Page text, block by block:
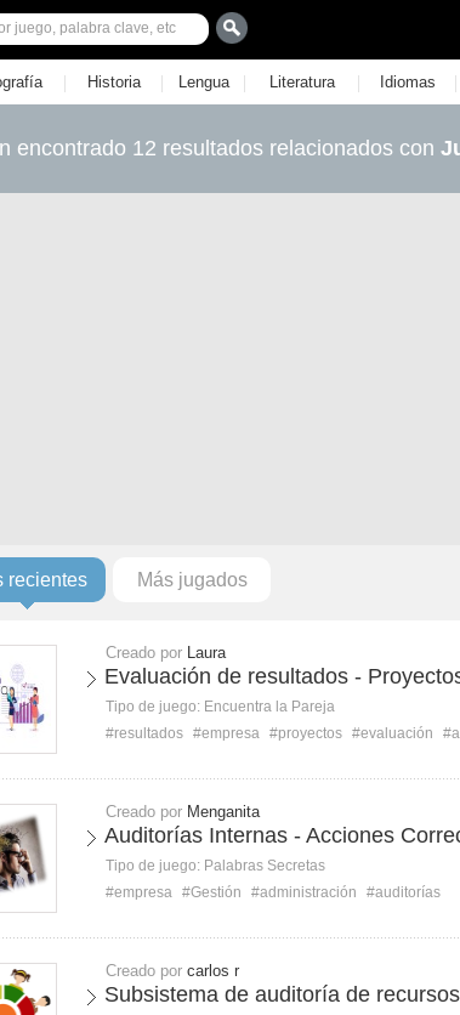
| Historia | Lengua | Literatura | Idiomas |
encontrado 12 resultados relacionados con
recientes Más jugados
Creado por Laura
Evaluación de resultados -
Tipo de juego: Encuentra la Pareja
#resultados #empresa #proyectos #evaluación
Creado por Menganita
Auditorías Internas - Acciones
Tipo de juego: Palabras Secretas
#empresa #Gestión #administración #auditorías
Creado por carlos r
Subsistema de auditoría de